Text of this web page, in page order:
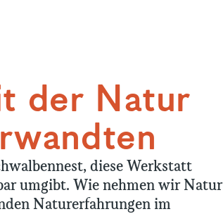
der Natur
diese Werkstatt
umgibt. Wie nehmen wir Natur
Naturerfahrungen im